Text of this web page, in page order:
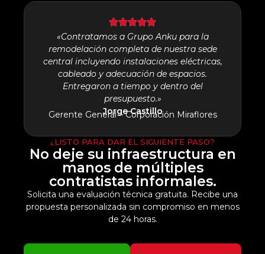
«Contratamos a Grupo Anku para la
remodelación completa de nuestra sede
central incluyendo instalaciones eléctricas,
cableado y adecuación de espacios.
Entregaron a tiempo y dentro del
presupuesto.»
Jorge Castillo
Gerente General – Corporación Miraflores
¿LISTO PARA DAR EL SIGUIENTE PASO?
No deje su infraestructura en
manos de múltiples
contratistas informales.
Solicita una evaluación técnica gratuita. Recibe una
propuesta personalizada sin compromiso en menos
de 24 horas.